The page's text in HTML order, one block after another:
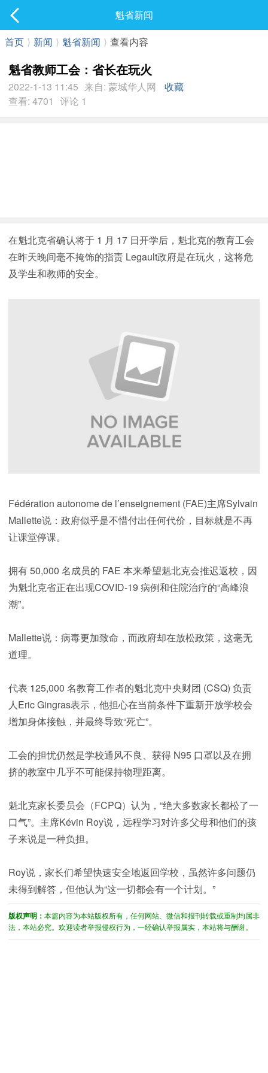
最新发表
魁省新闻
首页 ⟩ 新闻 ⟩ 魁省新闻 ⟩ 查看内容
魁省教师工会：省长在玩火
2022-1-13 11:45 来自: 蒙城华人网
收藏
查看: 4701 评论 1
在魁北克省确认将于 1 月 17 日开学后，魁北克的教育工会
在昨天晚间毫不掩饰的指责 Legault政府是在玩火，这将危
及学生和教师的安全。
Fédération autonome de l’enseignement (FAE)主席Sylvain
Mallette说：政府似乎是不惜付出任何代价，目标就是不再
让课堂停课。
拥有 50,000 名成员的 FAE 本来希望魁北克会推迟返校，因
为魁北克省正在出现COVID-19 病例和住院治疗的“高峰浪
潮”。
Mallette说：病毒更加致命，而政府却在放松政策，这毫无
道理。
代表 125,000 名教育工作者的魁北​​克中央财团 (CSQ) 负责
人Eric Gingras表示，他担心在当前条件下重新开放学校会
增加身体接触，并最终导致“死亡”。
工会的担忧仍然是学校通风不良、获得 N95 口罩以及在拥
挤的教室中几乎不可能保持物理距离。
魁北克家长委员会（FCPQ）认为，“绝大多数家长都松了一
口气”。主席Kévin Roy说，远程学习对许多父母和他们的孩
子来说是一种负担。
Roy说，家长们希望快速安全地返回学校，虽然许多问题仍
未得到解答，但他认为“这一切都会有一个计划。”
版权声明： 本篇内容为本站版权所有，任何网站、微信和报刊转载或重制均属非
法，本站必究。欢迎读者举报侵权行为，一经确认举报属实，本站将与酬谢。